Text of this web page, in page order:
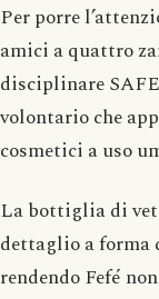
Per porre
amici a quattro
disciplinare
volontario che
cosmetici a uso
La bottiglia di
dettaglio a forma
rendendo Fefé